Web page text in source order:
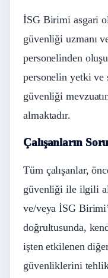
İSG Birimi asgari
güvenliği uzmanı
personelinden
personelin yetki ve
güvenliği
almaktadır.
Çalışanların
Tüm çalışanlar,
güvenliği ile ilgili
ve/veya İSG
doğrultusunda,
işten etkilenen
güvenliklerini